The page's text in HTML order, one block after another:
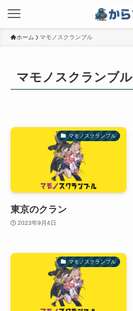
ホーム マモノスクランブル
マモノスクランブル
マモノスクランブル
東京のクラン
2023年9月4日
マモノスクランブル